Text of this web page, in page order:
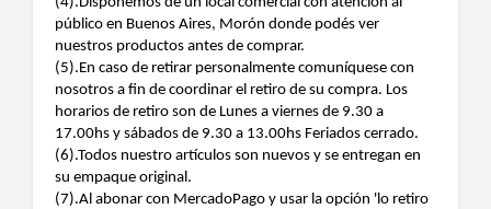
público en Buenos Aires, Morón donde podés ver
nuestros productos antes de comprar.
(5).En caso de retirar personalmente comuníquese con
nosotros a fin de coordinar el retiro de su compra. Los
horarios de retiro son de Lunes a viernes de 9.30 a
17.00hs y sábados de 9.30 a 13.00hs Feriados cerrado.
(6).Todos nuestro artículos son nuevos y se entregan en
su empaque original.
(7).Al abonar con MercadoPago y usar la opción 'lo retiro